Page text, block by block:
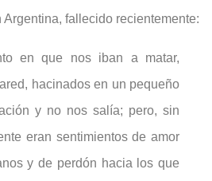
fallecido recientemente:
en que nos iban a matar,
hacinados en un pequeño
y no nos salía; pero, sin
eran sentimientos de amor
y de perdón hacia los que